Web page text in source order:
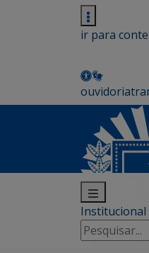
ir para
ouvidoria
Institucional
Pesquisar
por: